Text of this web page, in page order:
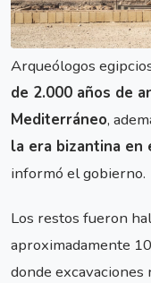
Arqueólogos
de 2.000 años de
Mediterráneo,
la era bizantina
informó el gobierno.
Los restos fueron
aproximadamente
donde